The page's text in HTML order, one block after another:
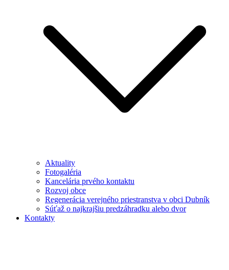
Aktuality
Fotogaléria
Kancelária prvého kontaktu
Rozvoj obce
Regenerácia verejného priestranstva v obci Dubník
Súťaž o najkrajšiu predzáhradku alebo dvor
Kontakty